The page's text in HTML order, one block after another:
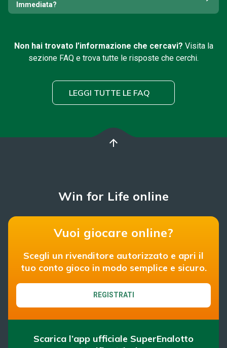
Immediata?
Non hai trovato l’informazione che cercavi? Visita la
sezione FAQ e trova tutte le risposte che cerchi.
LEGGI TUTTE LE FAQ
arrow_upward
Win for Life online
Vuoi giocare online?
Scegli un rivenditore autorizzato e apri il
tuo conto gioco in modo semplice e sicuro.
REGISTRATI
Scarica l’app ufficiale SuperEnalotto